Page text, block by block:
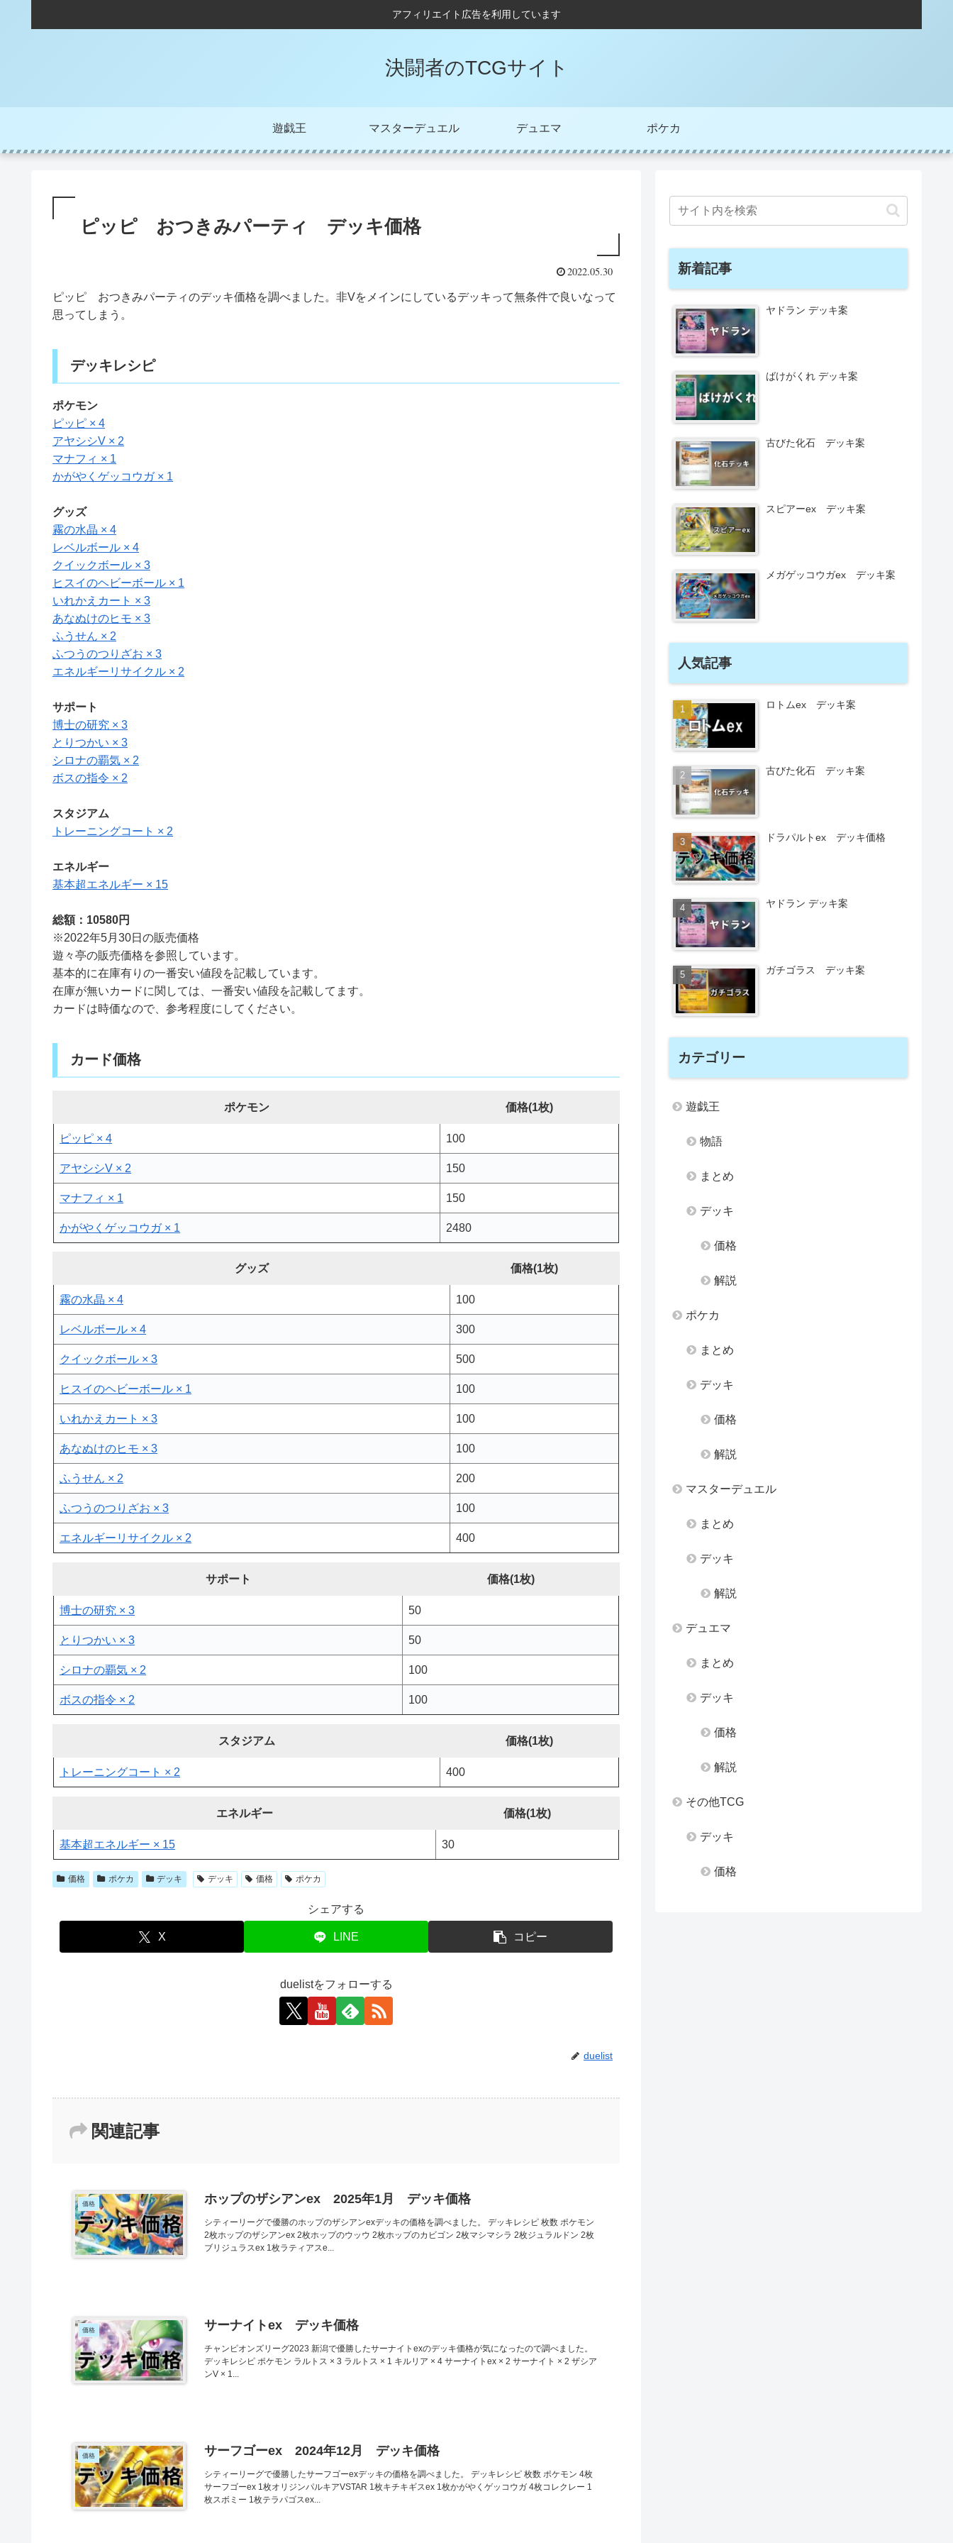
アフィリエイト広告を利用しています
決闘者のTCGサイト
遊戯王 マスターデュエル デュエマ ポケカ
ピッピ おつきみパーティ デッキ価格
2022.05.30
ピッピ おつきみパーティのデッキ価格を調べました。非Vをメインにしているデッキって無条件で良いなって
思ってしまう。
デッキレシピ
ポケモン
ピッピ × 4
アヤシシV × 2
マナフィ × 1
かがやくゲッコウガ × 1
グッズ
霧の水晶 × 4
レベルボール × 4
クイックボール × 3
ヒスイのヘビーボール × 1
いれかえカート × 3
あなぬけのヒモ × 3
ふうせん × 2
ふつうのつりざお × 3
エネルギーリサイクル × 2
サポート
博士の研究 × 3
とりつかい × 3
シロナの覇気 × 2
ボスの指令 × 2
スタジアム
トレーニングコート × 2
エネルギー
基本超エネルギー × 15
総額：10580円
※2022年5月30日の販売価格
遊々亭の販売価格を参照しています。
基本的に在庫有りの一番安い値段を記載しています。
在庫が無いカードに関しては、一番安い値段を記載してます。
カードは時価なので、参考程度にしてください。
カード価格
ポケモン 価格(1枚)
ピッピ × 4 100
アヤシシV × 2 150
マナフィ × 1 150
かがやくゲッコウガ × 1 2480
グッズ 価格(1枚)
霧の水晶 × 4 100
レベルボール × 4 300
クイックボール × 3 500
ヒスイのヘビーボール × 1 100
いれかえカート × 3 100
あなぬけのヒモ × 3 100
ふうせん × 2 200
ふつうのつりざお × 3 100
エネルギーリサイクル × 2 400
サポート 価格(1枚)
博士の研究 × 3 50
とりつかい × 3 50
シロナの覇気 × 2 100
ボスの指令 × 2 100
スタジアム 価格(1枚)
トレーニングコート × 2 400
エネルギー 価格(1枚)
基本超エネルギー × 15 30
価格 ポケカ デッキ デッキ 価格 ポケカ
シェアする
X LINE コピー
duelistをフォローする
duelist
関連記事
価格 ホップのザシアンex 2025年1月 デッキ価格
シティーリーグで優勝のホップのザシアンexデッキの価格を調べました。 デッキレシピ 枚数 ポケモン
2枚ホップのザシアンex 2枚ホップのウッウ 2枚ホップのカビゴン 2枚マシマシラ 2枚ジュラルドン 2枚
ブリジュラスex 1枚ラティアスe...
価格 サーナイトex デッキ価格
チャンピオンズリーグ2023 新潟で優勝したサーナイトexのデッキ価格が気になったので調べました。
デッキレシピ ポケモン ラルトス × 3 ラルトス × 1 キルリア × 4 サーナイトex × 2 サーナイト × 2 ザシア
ンV × 1...
価格 サーフゴーex 2024年12月 デッキ価格
シティーリーグで優勝したサーフゴーexデッキの価格を調べました。 デッキレシピ 枚数 ポケモン 4枚
サーフゴーex 1枚オリジンパルキアVSTAR 1枚キチキギスex 1枚かがやくゲッコウガ 4枚コレクレー 1
枚スボミー 1枚テラパゴスex...
新着記事
ヤドラン デッキ案
ばけがくれ デッキ案
古びた化石 デッキ案
スピアーex デッキ案
メガゲッコウガex デッキ案
人気記事
ロトムex デッキ案
古びた化石 デッキ案
ドラパルトex デッキ価格
ヤドラン デッキ案
ガチゴラス デッキ案
カテゴリー
遊戯王
物語
まとめ
デッキ
価格
解説
ポケカ
まとめ
デッキ
価格
解説
マスターデュエル
まとめ
デッキ
解説
デュエマ
まとめ
デッキ
価格
解説
その他TCG
デッキ
価格